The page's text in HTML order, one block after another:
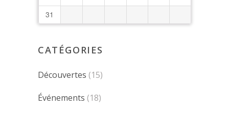
31
CATÉGORIES
Découvertes (15)
Événements (18)